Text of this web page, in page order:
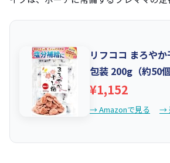
リフココ まろや
包装 200g（約50個
¥1,152
→ Amazonで見る →